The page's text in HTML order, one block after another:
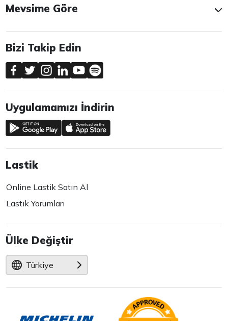
Mevsime Göre
Bizi Takip Edin
Uygulamamızı İndirin
Lastik
Online Lastik Satın Al
Lastik Yorumları
Ülke Değiştir
Türkiye